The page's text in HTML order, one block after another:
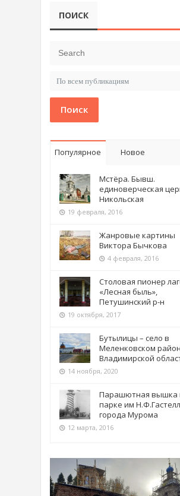
ПОИСК
Поиск
Популярное Новое
Мстёра. Бывш.
единоверческая
Никольская
19 февраля, 2016
Жанровые картины
Виктора Бычкова
4 февраля, 2016
Столовая пионер
«Лесная быль»,
Петушинский р-н
19 октября, 2017
Бутылицы – село в
Меленковском
Владимирской
14 ноября, 2020
Парашютная вышка
парке им
города Мурома
12 марта, 2016